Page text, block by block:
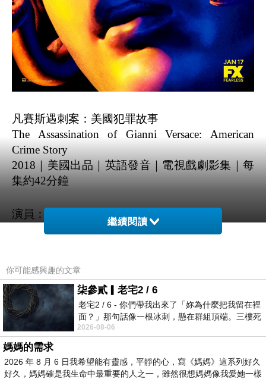
凡賽斯遇刺案：美國犯罪故事
The Assassination of Gianni Versace: American
Crime Story
2018｜美國出品｜英語發音｜電視戲劇影集｜每
集約42分鐘
演員：
達倫．克里斯(Darren Criss)
瑞奇．馬汀(Ricky Martin)
芬恩．維特羅克(Finn Wittrock)
科迪．費恩(Cody Fern)
茱迪絲．萊特(Judith Light)
麥可．法雷爾(Mike Farrell)
強．強．布里歐內斯(Jon Jon Briones)
裘安娜．安德勒(Joanna Adler)
繼續閱讀
你可能感興趣的文章
柒參貳▎老宅2 / 6
老宅2 / 6 - 你們帶我出來了「妳為什麼把我留在裡
面？」那句話像一根冰刺，懸在群組頂端。三樓死
死盯著照片裡的人。那個人確實站在
2026-08-06
媽媽的需求
2026 年 8 月 6 日我希望能有靈感，平靜的心，寫《媽媽》這系列好久
好久，媽媽確是我生命中最重要的人之一，雖然很想媽媽像我愛她一樣